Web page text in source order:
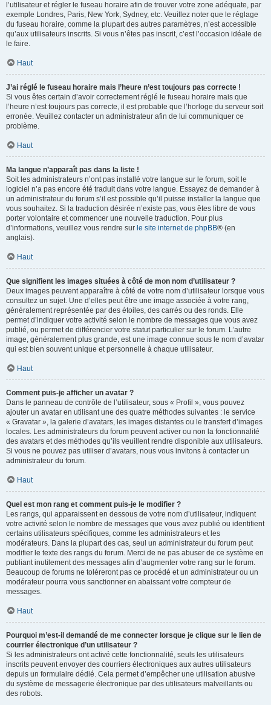
l’utilisateur et régler le fuseau horaire afin de trouver votre zone adéquate, par
exemple Londres, Paris, New York, Sydney, etc. Veuillez noter que le réglage
du fuseau horaire, comme la plupart des autres paramètres, n’est accessible
qu’aux utilisateurs inscrits. Si vous n’êtes pas inscrit, c’est l’occasion idéale de
le faire.
Haut
J’ai réglé le fuseau horaire mais l’heure n’est toujours pas correcte !
Si vous êtes certain d’avoir correctement réglé le fuseau horaire mais que
l’heure n’est toujours pas correcte, il est probable que l’horloge du serveur soit
erronée. Veuillez contacter un administrateur afin de lui communiquer ce
problème.
Haut
Ma langue n’apparaît pas dans la liste !
Soit les administrateurs n’ont pas installé votre langue sur le forum, soit le
logiciel n’a pas encore été traduit dans votre langue. Essayez de demander à
un administrateur du forum s’il est possible qu’il puisse installer la langue que
vous souhaitez. Si la traduction désirée n’existe pas, vous êtes libre de vous
porter volontaire et commencer une nouvelle traduction. Pour plus
d’informations, veuillez vous rendre sur le site internet de phpBB® (en
anglais).
Haut
Que signifient les images situées à côté de mon nom d’utilisateur ?
Deux images peuvent apparaître à côté de votre nom d’utilisateur lorsque vous
consultez un sujet. Une d’elles peut être une image associée à votre rang,
généralement représentée par des étoiles, des carrés ou des ronds. Elle
permet d’indiquer votre activité selon le nombre de messages que vous avez
publié, ou permet de différencier votre statut particulier sur le forum. L’autre
image, généralement plus grande, est une image connue sous le nom d’avatar
qui est bien souvent unique et personnelle à chaque utilisateur.
Haut
Comment puis-je afficher un avatar ?
Dans le panneau de contrôle de l’utilisateur, sous « Profil », vous pouvez
ajouter un avatar en utilisant une des quatre méthodes suivantes : le service
« Gravatar », la galerie d’avatars, les images distantes ou le transfert d’images
locales. Les administrateurs du forum peuvent activer ou non la fonctionnalité
des avatars et des méthodes qu’ils veuillent rendre disponible aux utilisateurs.
Si vous ne pouvez pas utiliser d’avatars, nous vous invitons à contacter un
administrateur du forum.
Haut
Quel est mon rang et comment puis-je le modifier ?
Les rangs, qui apparaissent en dessous de votre nom d’utilisateur, indiquent
votre activité selon le nombre de messages que vous avez publié ou identifient
certains utilisateurs spécifiques, comme les administrateurs et les
modérateurs. Dans la plupart des cas, seul un administrateur du forum peut
modifier le texte des rangs du forum. Merci de ne pas abuser de ce système en
publiant inutilement des messages afin d’augmenter votre rang sur le forum.
Beaucoup de forums ne toléreront pas ce procédé et un administrateur ou un
modérateur pourra vous sanctionner en abaissant votre compteur de
messages.
Haut
Pourquoi m’est-il demandé de me connecter lorsque je clique sur le lien de
courrier électronique d’un utilisateur ?
Si les administrateurs ont activé cette fonctionnalité, seuls les utilisateurs
inscrits peuvent envoyer des courriers électroniques aux autres utilisateurs
depuis un formulaire dédié. Cela permet d’empêcher une utilisation abusive
du système de messagerie électronique par des utilisateurs malveillants ou
des robots.